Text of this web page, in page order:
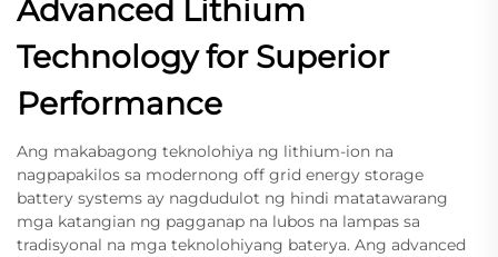
Advanced Lithium
Technology for Superior
Performance
Ang makabagong teknolohiya ng lithium-ion na
nagpapakilos sa modernong off grid energy storage
battery systems ay nagdudulot ng hindi matatawarang
mga katangian ng pagganap na lubos na lampas sa
tradisyonal na mga teknolohiyang baterya. Ang advanced